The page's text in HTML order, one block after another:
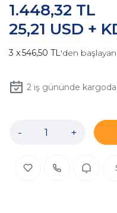
25,21 USD +
1.448,32 TL
546,50 TL'den
2iş gününde kargoda
- +